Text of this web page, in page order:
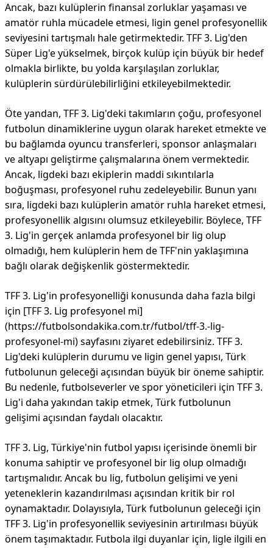
Ancak, bazı kulüplerin finansal zorluklar yaşaması ve
amatör ruhla mücadele etmesi, ligin genel profesyonellik
seviyesini tartışmalı hale getirmektedir. TFF 3. Lig'den
Süper Lig'e yükselmek, birçok kulüp için büyük bir hedef
olmakla birlikte, bu yolda karşılaşılan zorluklar,
kulüplerin sürdürülebilirliğini etkileyebilmektedir.
Öte yandan, TFF 3. Lig'deki takımların çoğu, profesyonel
futbolun dinamiklerine uygun olarak hareket etmekte ve
bu bağlamda oyuncu transferleri, sponsor anlaşmaları
ve altyapı geliştirme çalışmalarına önem vermektedir.
Ancak, ligdeki bazı ekiplerin maddi sıkıntılarla
boğuşması, profesyonel ruhu zedeleyebilir. Bunun yanı
sıra, ligdeki bazı kulüplerin amatör ruhla hareket etmesi,
profesyonellik algısını olumsuz etkileyebilir. Böylece, TFF
3. Lig'in gerçek anlamda profesyonel bir lig olup
olmadığı, hem kulüplerin hem de TFF'nin yaklaşımına
bağlı olarak değişkenlik göstermektedir.
TFF 3. Lig'in profesyonelliği konusunda daha fazla bilgi
için [TFF 3. Lig profesyonel mi]
(https://futbolsondakika.com.tr/futbol/tff-3.-lig-
profesyonel-mi) sayfasını ziyaret edebilirsiniz. TFF 3.
Lig'deki kulüplerin durumu ve ligin genel yapısı, Türk
futbolunun geleceği açısından büyük bir öneme sahiptir.
Bu nedenle, futbolseverler ve spor yöneticileri için TFF 3.
Lig'i daha yakından takip etmek, Türk futbolunun
gelişimi açısından faydalı olacaktır.
TFF 3. Lig, Türkiye'nin futbol yapısı içerisinde önemli bir
konuma sahiptir ve profesyonel bir lig olup olmadığı
tartışmalıdır. Ancak bu lig, futbolun gelişimi ve yeni
yeteneklerin kazandırılması açısından kritik bir rol
oynamaktadır. Dolayısıyla, Türk futbolunun geleceği için
TFF 3. Lig'in profesyonellik seviyesinin artırılması büyük
önem taşımaktadır. Futbola ilgi duyanlar için, ligle ilgili en